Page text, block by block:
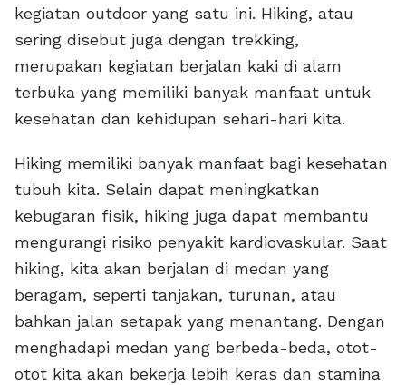
kegiatan outdoor yang satu ini. Hiking, atau
sering disebut juga dengan trekking,
merupakan kegiatan berjalan kaki di alam
terbuka yang memiliki banyak manfaat untuk
kesehatan dan kehidupan sehari-hari kita.
Hiking memiliki banyak manfaat bagi kesehatan
tubuh kita. Selain dapat meningkatkan
kebugaran fisik, hiking juga dapat membantu
mengurangi risiko penyakit kardiovaskular. Saat
hiking, kita akan berjalan di medan yang
beragam, seperti tanjakan, turunan, atau
bahkan jalan setapak yang menantang. Dengan
menghadapi medan yang berbeda-beda, otot-
otot kita akan bekerja lebih keras dan stamina